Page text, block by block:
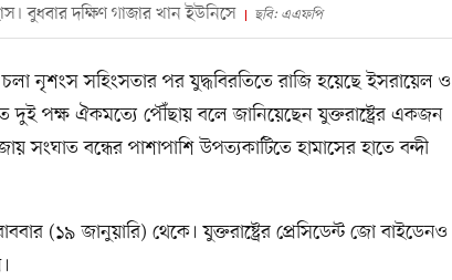
বুধবার দক্ষিণ গাজার খান ইউনিসে ছবি: এএফপি
নৃশংস সহিংসতার পর যুদ্ধবিরতিতে রাজি হয়েছে ইসরায়েল ও
দুই পক্ষ ঐকমত্যে পৌঁছায় বলে জানিয়েছেন যুক্তরাষ্ট্রের একজন
সংঘাত বন্ধের পাশাপাশি উপত্যকাটিতে হামাসের হাতে বন্দী
(১৯ জানুয়ারি) থেকে। যুক্তরাষ্ট্রের প্রেসিডেন্ট জো বাইডেনও